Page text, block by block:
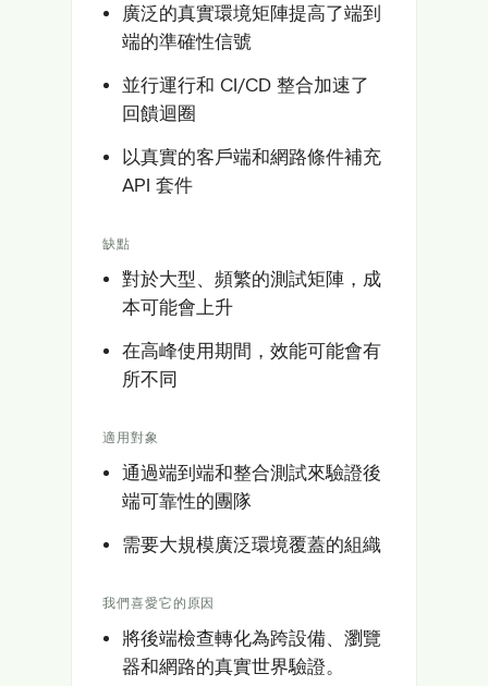
廣泛的真實環境矩陣提高了端到
端的準確性信號
並行運行和 CI/CD 整合加速了
回饋迴圈
以真實的客戶端和網路條件補充
API 套件
缺點
對於大型、頻繁的測試矩陣，成
本可能會上升
在高峰使用期間，效能可能會有
所不同
適用對象
通過端到端和整合測試來驗證後
端可靠性的團隊
需要大規模廣泛環境覆蓋的組織
我們喜愛它的原因
將後端檢查轉化為跨設備、瀏覽
器和網路的真實世界驗證。